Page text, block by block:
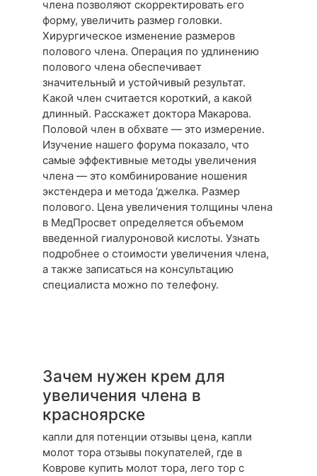
члена позволяют скорректировать его
форму, увеличить размер головки.
Хирургическое изменение размеров
полового члена. Операция по удлинению
полового члена обеспечивает
значительный и устойчивый результат.
Какой член считается короткий, а какой
длинный. Расскажет доктора Макарова.
Половой член в обхвате — это измерение.
Изучение нашего форума показало, что
самые эффективные методы увеличения
члена — это комбинирование ношения
экстендера и метода ‘джелка. Размер
полового. Цена увеличения толщины члена
в МедПросвет определяется объемом
введенной гиалуроновой кислоты. Узнать
подробнее о стоимости увеличения члена,
а также записаться на консультацию
специалиста можно по телефону.
Зачем нужен крем для
увеличения члена в
красноярске
капли для потенции отзывы цена, капли
молот тора отзывы покупателей, где в
Коврове купить молот тора, лего тор с